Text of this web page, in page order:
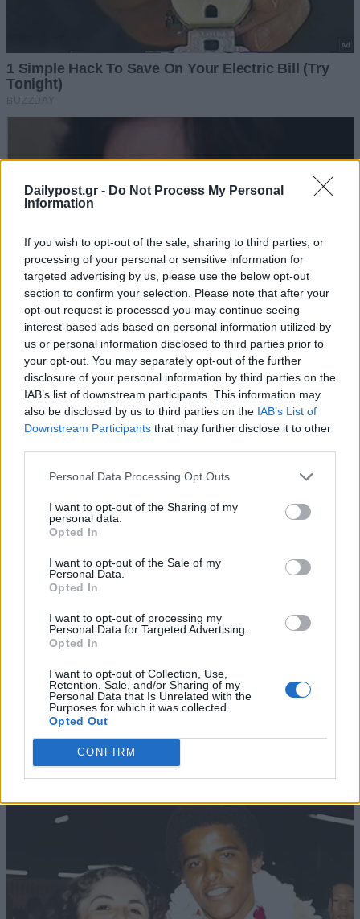
Dailypost.gr - Do Not Process My Personal
Information
If you wish to opt-out of the sale, sharing to third parties, or
processing of your personal or sensitive information for
targeted advertising by us, please use the below opt-out
section to confirm your selection. Please note that after your
opt-out request is processed you may continue seeing
interest-based ads based on personal information utilized by
us or personal information disclosed to third parties prior to
your opt-out. You may separately opt-out of the further
disclosure of your personal information by third parties on the
IAB’s list of downstream participants. This information may
also be disclosed by us to third parties on the IAB’s List of
Downstream Participants that may further disclose it to other
Personal Data Processing Opt Outs
I want to opt-out of the Sharing of my
personal data.
Opted In
I want to opt-out of the Sale of my
Personal Data.
Opted In
I want to opt-out of processing my
Personal Data for Targeted Advertising.
Opted In
I want to opt-out of Collection, Use,
Retention, Sale, and/or Sharing of my
Personal Data that Is Unrelated with the
Purposes for which it was collected.
Opted Out
CONFIRM